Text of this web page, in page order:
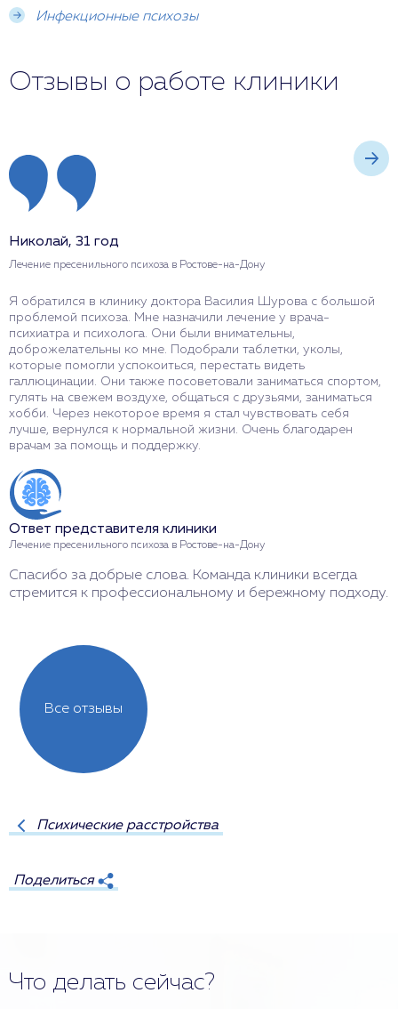
Инфекционные психозы
Отзывы о работе клиники
Николай, 31 год
Лечение пресенильного психоза в Ростове-на-Дону
Я обратился в клинику доктора Василия Шурова с большой
проблемой психоза. Мне назначили лечение у врача-
психиатра и психолога. Они были внимательны,
доброжелательны ко мне. Подобрали таблетки, уколы,
которые помогли успокоиться, перестать видеть
галлюцинации. Они также посоветовали заниматься спортом,
гулять на свежем воздухе, общаться с друзьями, заниматься
хобби. Через некоторое время я стал чувствовать себя
лучше, вернулся к нормальной жизни. Очень благодарен
врачам за помощь и поддержку.
Ответ представителя клиники
Лечение пресенильного психоза в Ростове-на-Дону
Спасибо за добрые слова. Команда клиники всегда
стремится к профессиональному и бережному подходу.
Все отзывы
Психические расстройства
Поделиться
Что делать сейчас?